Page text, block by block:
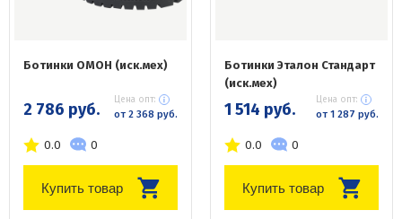
Ботинки ОМОН (иск.мех)
2 786 руб. Цена опт:
от 2 368 руб.
0.0 0
Купить товар
Ботинки Эталон Стандарт
(иск.мех)
1 514 руб. Цена опт:
от 1 287 руб.
0.0 0
Купить товар